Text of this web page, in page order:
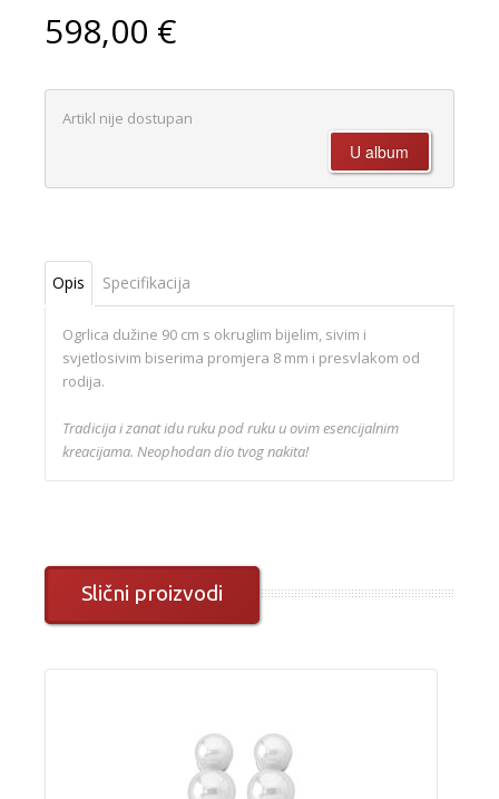
598,00 €
Artikl nije dostupan
Opis Specifikacija
Ogrlica dužine 90 cm s okruglim bijelim, sivim i
svjetlosivim biserima promjera 8 mm i presvlakom od
rodija.
Tradicija i zanat idu ruku pod ruku u ovim esencijalnim
kreacijama. Neophodan dio tvog nakita!
Slični proizvodi